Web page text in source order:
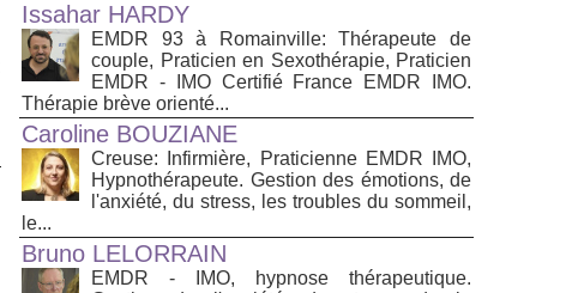
Issahar HARDY
EMDR 93 à Romainville: Thérapeute de
couple, Praticien en Sexothérapie, Praticien
EMDR - IMO Certifié France EMDR IMO.
Thérapie brève orienté...
Caroline BOUZIANE
Creuse: Infirmière, Praticienne EMDR IMO,
Hypnothérapeute. Gestion des émotions, de
l'anxiété, du stress, les troubles du sommeil,
le...
Bruno LELORRAIN
EMDR - IMO, hypnose thérapeutique.